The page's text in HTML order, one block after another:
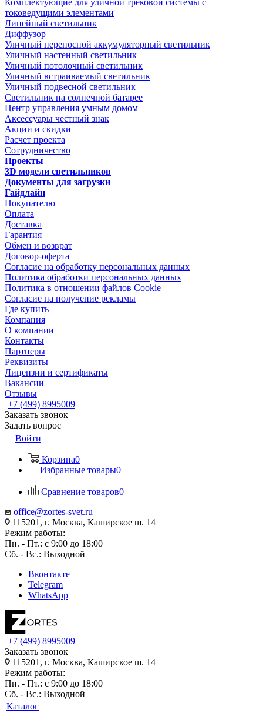
Комплектующие для уличной трековой системы с
токоведущими элементами
Линейный светильник
Диффузор
Уличный переносной аккумуляторный светильник
Уличный настенный светильник
Уличный потолочный светильник
Уличный встраиваемый светильник
Уличный подвесной светильник
Светильник на солнечной батарее
Центр управления умным домом
Аксессуары честный знак
Акции и скидки
Расчет проекта
Сотрудничество
Проекты
3D модели светильников
Документы для загрузки
Гайдлайн
Покупателю
Оплата
Доставка
Гарантия
Обмен и возврат
Договор-оферта
Согласие на обработку персональных данных
Политика обработки персональных данных
Политика в отношении файлов Cookie
Согласие на получение рекламы
Где купить
Компания
О компании
Контакты
Партнеры
Реквизиты
Лицензии и сертификаты
Вакансии
Отзывы
+7 (499) 8995009
Заказать звонок
Задать вопрос
Войти
Корзина0
Избранные товары0
Сравнение товаров0
office@zortes-svet.ru
115201, г. Москва, Каширское ш. 14
Режим работы:
Пн. - Пт.: с 9:00 до 18:00
Сб. - Вс.: Выходной
Вконтакте
Telegram
WhatsApp
+7 (499) 8995009
Заказать звонок
115201, г. Москва, Каширское ш. 14
Режим работы:
Пн. - Пт.: с 9:00 до 18:00
Сб. - Вс.: Выходной
Каталог